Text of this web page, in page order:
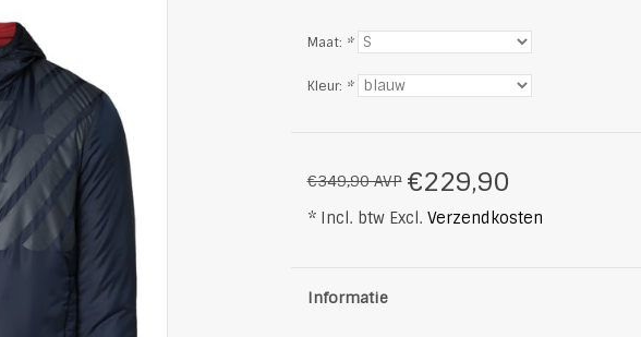
Maat: *
Kleur: *
€349,90 AVP €229,90
* Incl. btw Excl. Verzendkosten
Informatie